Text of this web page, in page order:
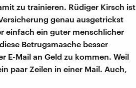
zu trainieren. Rüdiger Kirsch ist
genau ausgetrickst
einfach ein guter menschlicher
Betrugsmasche besser
E-Mail an Geld zu kommen. Weil
paar Zeilen in einer Mail. Auch,